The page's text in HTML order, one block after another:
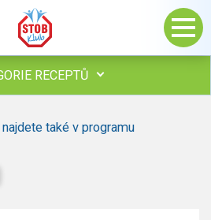
RECEPTŮ
také v programu